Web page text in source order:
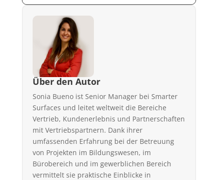
Über den Autor
Sonia Bueno ist Senior Manager bei Smarter
Surfaces und leitet weltweit die Bereiche
Vertrieb, Kundenerlebnis und Partnerschaften
mit Vertriebspartnern. Dank ihrer
umfassenden Erfahrung bei der Betreuung
von Projekten im Bildungswesen, im
Bürobereich und im gewerblichen Bereich
vermittelt sie praktische Einblicke in